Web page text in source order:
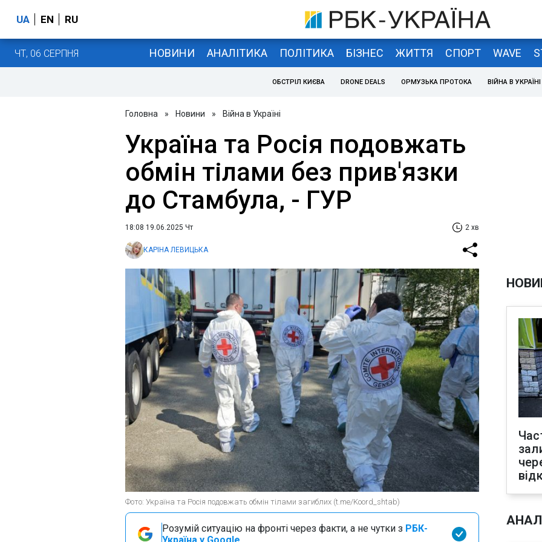
UA EN RU
ЧТ, 06 СЕРПНЯ НОВИНИ АНАЛІТИКА ПОЛІТИКА БІЗНЕС ЖИТТЯ СПОРТ WAVE
ОБСТРІЛ КИЄВА DRONE DEALS ОРМУЗЬКА ПРОТОКА ВІЙНА В УКРАЇНІ
Головна » Новини » Війна в Україні
Україна та Росія подовжать
обмін тілами без прив'язки
до Стамбула, - ГУР
18:08 19.06.2025 Чт 2 хв
КАРІНА ЛЕВИЦЬКА
Фото: Україна та Росія подовжать обмін тілами загиблих (t.me/Koord_shtab)
Розумій ситуацію на фронті через факти, а не чутки з РБК-